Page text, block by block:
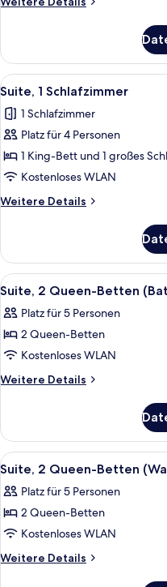
anzeigen
1
Schlafzimmer,
Balkon
Alle
Fotos
für
Suite,
1
Schlafzimmer
anzeigen
6
Suite, 1 Schlafzimmer
1 Schlafzimmer
Platz für 4 Personen
1 King-Bett und 1 großes
Kostenloses WLAN
Weitere Details
Weitere
1
Schlafzimmer
Alle
Fotos
für
Suite,
2 Queen-
Betten
anzeigen
4
Suite, 2 Queen-Betten
Platz für 5 Personen
2 Queen-Betten
Kostenloses WLAN
Weitere Details
Weitere
2 Queen-
Betten
(Bath/Shower
Alle
Fotos
für
Suite,
2 Queen-
Betten
4
Suite, 2 Queen-Betten
Platz für 5 Personen
2 Queen-Betten
Kostenloses WLAN
Weitere Details
Weitere